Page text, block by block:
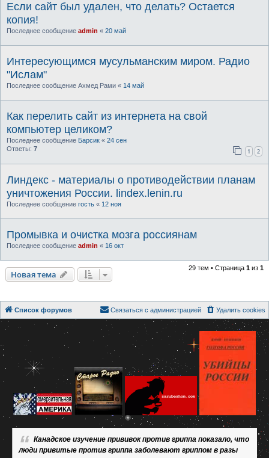
Если сайт был удален, что делать? Остается
копия!
Последнее сообщение admin « 20 май
Интересующимся мусульманским миром. Радио
"Ислам"
Последнее сообщение Ахмед Рами « 14 май
Как перелить сайт из интернета на свой
компьютер целиком?
Последнее сообщение Барсик « 24 сен
Ответы: 7 1 2
Линдекс - материалы о противодействии планам
уничтожения России. lindex.lenin.ru
Последнее сообщение гость « 12 ноя
Промывка и очистка мозга россиянам
Последнее сообщение admin « 16 окт
Новая тема
29 тем • Страница 1 из 1
Список форумов Удалить cookies
Связаться с администрацией
Канадское изучение прививок против гриппа показало, что
люди привитые против гриппа заболевают гриппом в разы